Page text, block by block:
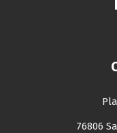
76806